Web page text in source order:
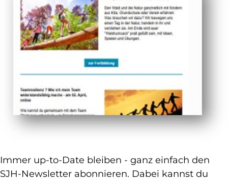
Immer up-to-Date bleiben - ganz einfach den
SJH-Newsletter abonnieren. Dabei kannst du